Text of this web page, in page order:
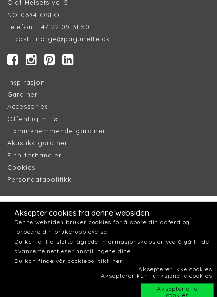
Olaf Helsets vei 5
NO-0694 OSLO
Telefon :+47 22 09 31 50
E-post : norge@pagunette.dk
Inspirasjon
Gardiner
Accessories
Offentlig miljø
Flammehemmende gardiner
Akustikk gardiner
Finn forhandler
Cookies
Persondatapolitikk
Aksepter cookies fra denne websiden.
Denne websiden bruker cookies for å spore din adferd og
forbedre din brukeropplevelse.
Du kan alltid slette lagrede informasjonskapsler ved å gå til de
avanserte nettleserinnstillingene dine.
Du kan finde vår cookiepolitikk her.
Aksepterer ikke cookies
Aksepterer kun funksjonelle cookies
Aksepter alle
cookies